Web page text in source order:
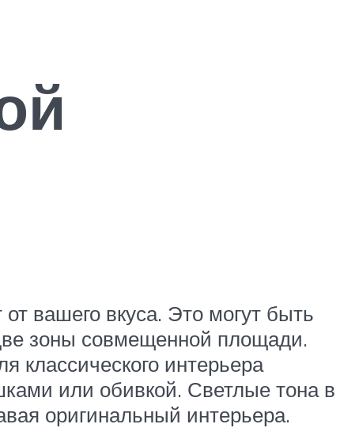
вашего вкуса. Это могут быть
зоны совмещенной площади.
классического интерьера
или обивкой. Светлые тона в
оригинальный интерьера.